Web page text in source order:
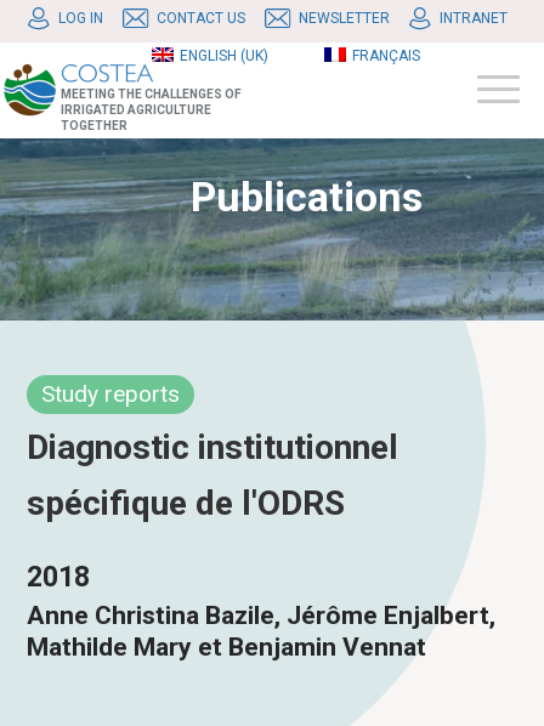
LOG IN CONTACT US NEWSLETTER INTRANET
ENGLISH (UK) FRANÇAIS
MEETING THE CHALLENGES OF
IRRIGATED AGRICULTURE
TOGETHER
Publications
Study reports
Diagnostic institutionnel
spécifique de l'ODRS
2018
Anne Christina Bazile, Jérôme Enjalbert,
Mathilde Mary et Benjamin Vennat